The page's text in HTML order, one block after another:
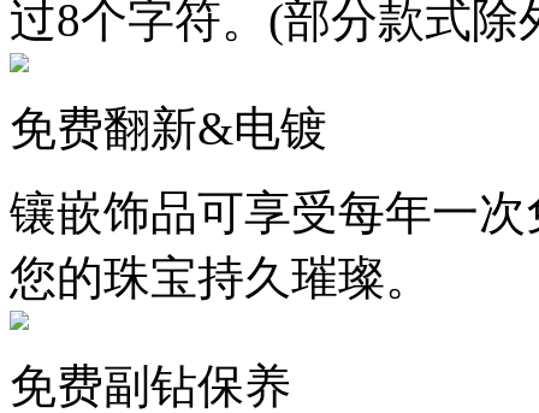
过8个字符。(部分款式
免费翻新&电镀
镶嵌饰品可享受每年一
您的珠宝持久璀璨。
免费副钻保养